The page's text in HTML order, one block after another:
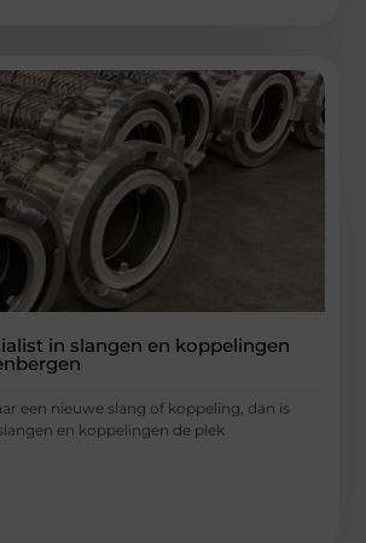
in slangen en koppelingen
een nieuwe slang of koppeling, dan is
en koppelingen de plek